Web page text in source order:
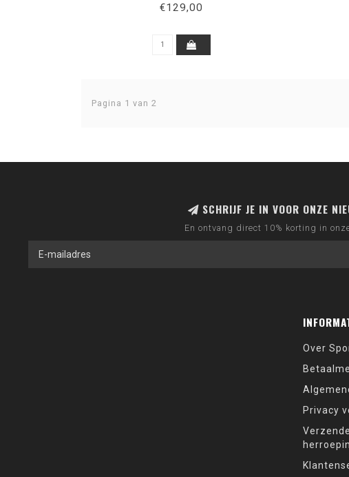
€129,00
Pagina 1 van 2
SCHRIJF JE IN VOOR ONZE
En ontvang direct 10% korting in
Over
Privacy